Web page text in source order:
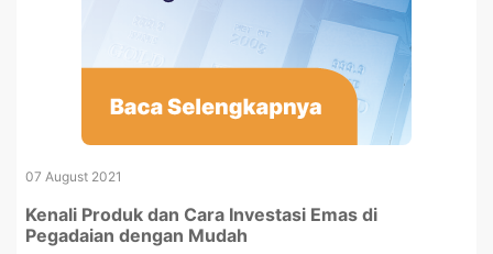
07 August 2021
Kenali Produk dan Cara Investasi Emas di
Pegadaian dengan Mudah